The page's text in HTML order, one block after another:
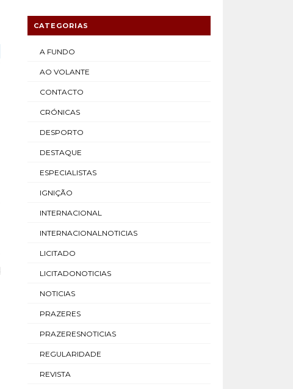
CATEGORIAS
A FUNDO
AO VOLANTE
CONTACTO
CRÓNICAS
DESPORTO
DESTAQUE
ESPECIALISTAS
IGNIÇÃO
INTERNACIONAL
INTERNACIONALNOTICIAS
LICITADO
LICITADONOTICIAS
NOTICIAS
PRAZERES
PRAZERESNOTICIAS
REGULARIDADE
REVISTA